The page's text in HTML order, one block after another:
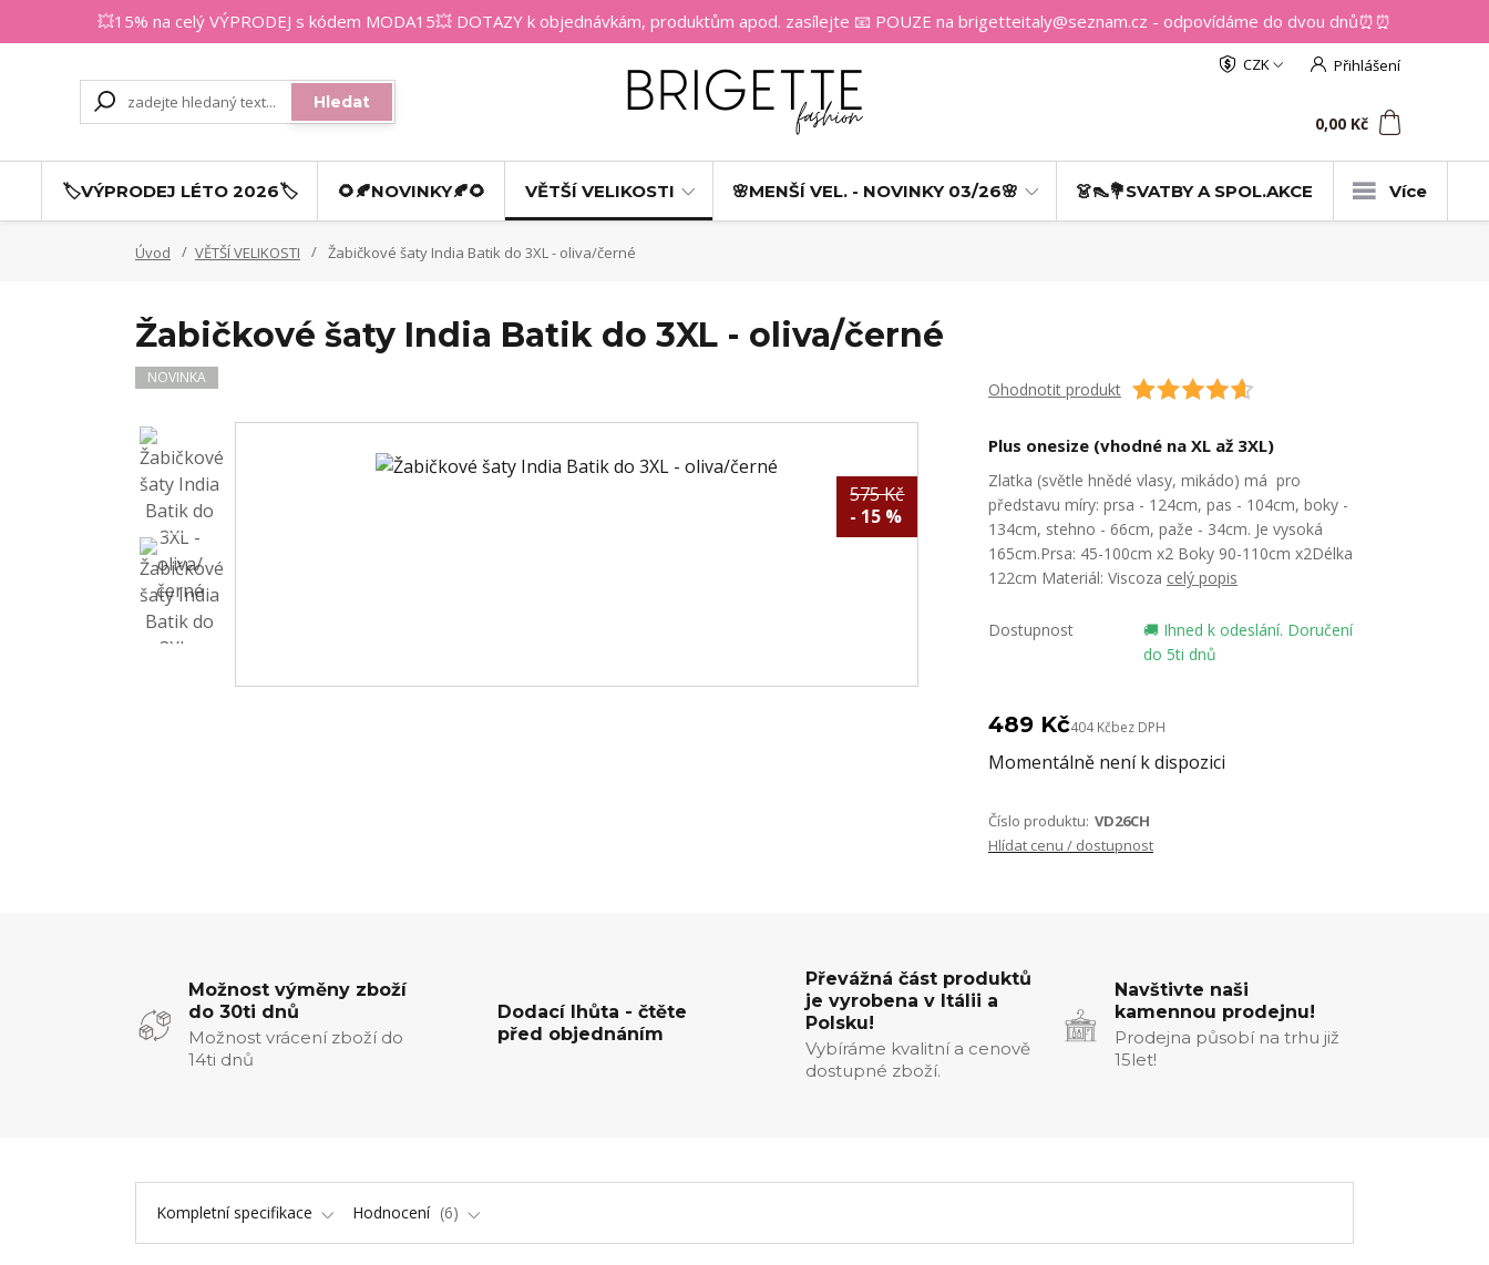
💥15% na celý VÝPRODEJ s kódem MODA15💥 DOTAZY k objednávkám, produktům apod. zasílejte 📧 POUZE na brigetteitaly@seznam.cz - odpovídáme do dvou dnů⏰⏰
CZK
Přihlášení
Hledat
0,00 Kč
🏷️VÝPRODEJ LÉTO 2026🏷️ 🌻🍂NOVINKY🍂🌻 VĚTŠÍ VELIKOSTI 🌸MENŠÍ VEL. - NOVINKY 03/26🌸 👗👠💐SVATBY A SPOL.AKCE Více
Úvod VĚTŠÍ VELIKOSTI Žabičkové šaty India Batik do 3XL - oliva/černé
Žabičkové šaty India Batik do 3XL - oliva/černé
NOVINKA
575 Kč
- 15 %
Ohodnotit produkt
Plus onesize (vhodné na XL až 3XL)
Zlatka (světle hnědé vlasy, mikádo) má pro
představu míry: prsa - 124cm, pas - 104cm, boky -
134cm, stehno - 66cm, paže - 34cm. Je vysoká
165cm.Prsa: 45-100cm x2 Boky 90-110cm x2Délka
122cm Materiál: Viscoza celý popis
Dostupnost
🚚 Ihned k odeslání. Doručení
do 5ti dnů
489 Kč404 Kčbez DPH
Momentálně není k dispozici
Číslo produktu: VD26CH
Hlídat cenu / dostupnost
Možnost výměny zboží
do 30ti dnů
Možnost vrácení zboží do
14ti dnů
Dodací lhůta - čtěte
před objednáním
Převážná část produktů
je vyrobena v Itálii a
Polsku!
Vybíráme kvalitní a cenově
dostupné zboží.
Navštivte naši
kamennou prodejnu!
Prodejna působí na trhu již
15let!
Kompletní specifikace Hodnocení 6